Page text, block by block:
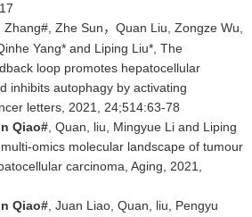
Zhang#, Zhe Sun ， Quan Liu, Zongze Wu,
Yang* and Liping Liu*, The
loop promotes hepatocellular
inhibits autophagy by activating
letters, 2021, 24;514:63-78
Qiao# , Quan, liu, Mingyue Li and Liping
omics molecular landscape of tumour
carcinoma, Aging, 2021,
Qiao# , Juan Liao, Quan, liu, Pengyu